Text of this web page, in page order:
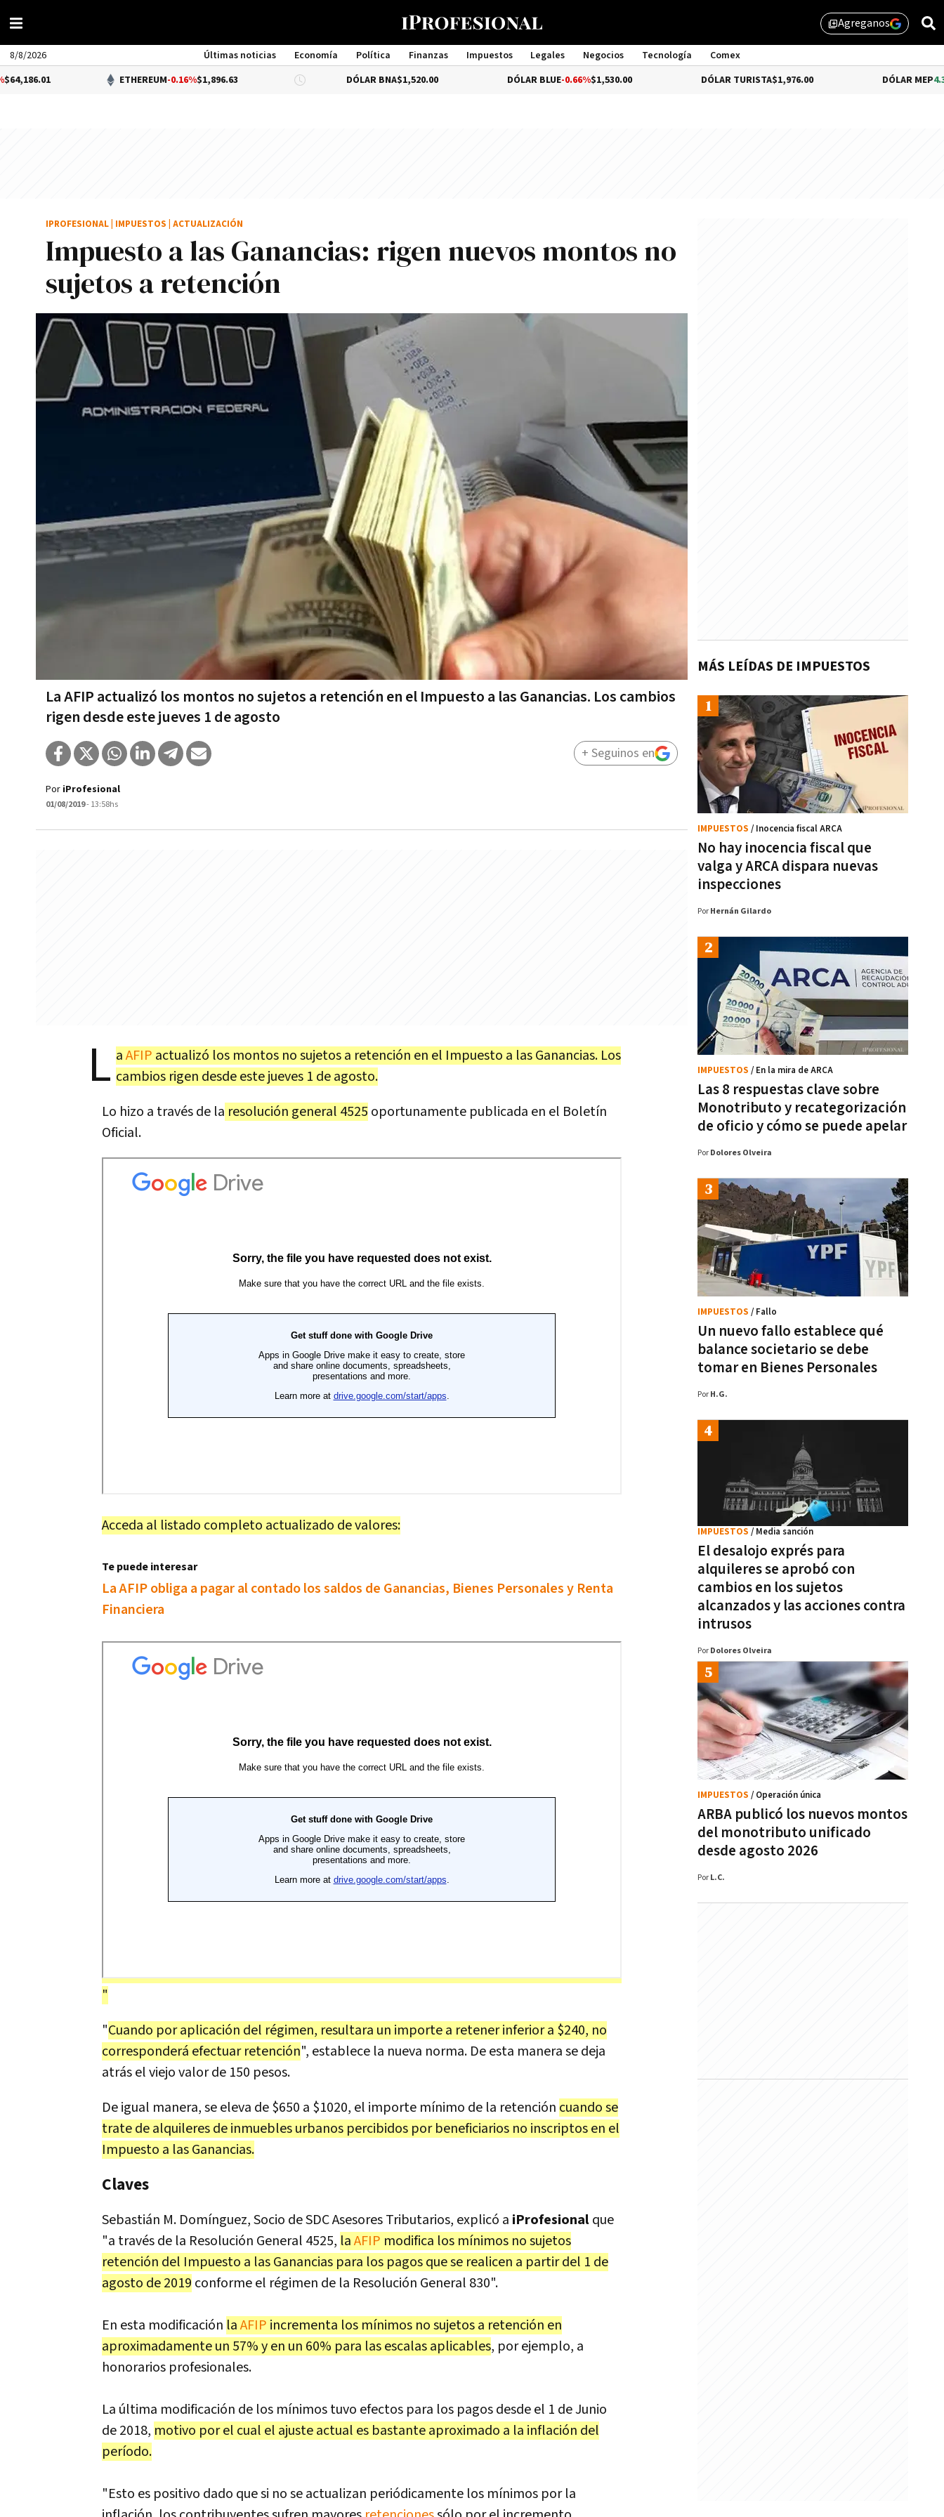
library_addAgreganos
8/8/2026 Últimas noticias Economía Política Finanzas Impuestos Legales Negocios Tecnología
Comex
Management
ETHEREUM -0.16%$1,896.63 DÓLAR BNA $1,520.00 DÓLAR BLUE-0.66% $1,530.00 DÓLAR TURISTA$1,976.00 4.35%
Impuesto a las Ganancias: rigen nuevos montos no
sujetos a retención
La AFIP actualizó los montos no sujetos a retención en el Impuesto a las Ganancias. Los cambios
rigen desde este jueves 1 de agosto
IPROFESIONAL IMPUESTOS ACTUALIZACIÓN
Por iProfesional
01/08/2019- 13:58hs
+ Seguinos en
L aAFIP actualizó los montos no sujetos a retención en el Impuesto a las Ganancias. Los
cambios rigen desde este jueves 1 de agosto.
Lo hizo a través de la resolución general 4525 oportunamente publicada en el Boletín
Oficial.
Acceda al listado completo actualizado de valores:
Te puede interesar
La AFIP obliga a pagar al contado los saldos de Ganancias, Bienes Personales y Renta
Financiera
"
"Cuando por aplicación del régimen, resultara un importe a retener inferior a $240, no
corresponderá efectuar retención", establece la nueva norma. De esta manera se deja
atrás el viejo valor de 150 pesos.
De igual manera, se eleva de $650 a $1020, el importe mínimo de la retención cuando se
trate de alquileres de inmuebles urbanos percibidos por beneficiarios no inscriptos en el
Impuesto a las Ganancias.
Claves
Sebastián M. Domínguez, Socio de SDC Asesores Tributarios, explicó a iProfesionalque
"a través de la Resolución General 4525, laAFIP modifica los mínimos no sujetos
retención del Impuesto a las Ganancias para los pagos que se realicen a partir del 1 de
agosto de 2019 conforme el régimen de la Resolución General 830".
En esta modificación laAFIP incrementa los mínimos no sujetos a retención en
aproximadamente un 57% y en un 60% para las escalas aplicables, por ejemplo, a
honorarios profesionales.
La última modificación de los mínimos tuvo efectos para los pagos desde el 1 de Junio
de 2018, motivo por el cual el ajuste actual es bastante aproximado a la inflación del
período.
"Esto es positivo dado que si no se actualizan periódicamente los mínimos por la
MÁS LEÍDAS DE IMPUESTOS
No hay inocencia fiscal que
valga y ARCA dispara nuevas
inspecciones
IMPUESTOS / Inocencia fiscal ARCA
Por Hernán Gilardo
Las 8 respuestas clave sobre
Monotributo y recategorización
de oficio y cómo se puede apelar
IMPUESTOS / En la mira de ARCA
Por Dolores Olveira
Un nuevo fallo establece qué
balance societario se debe
tomar en Bienes Personales
IMPUESTOS / Fallo
Por H.G.
El desalojo exprés para
alquileres se aprobó con
cambios en los sujetos
alcanzados y las acciones contra
intrusos
IMPUESTOS / Media sanción
Por Dolores Olveira
ARBA publicó los nuevos montos
del monotributo unificado
desde agosto 2026
IMPUESTOS / Operación única
Por L.C.